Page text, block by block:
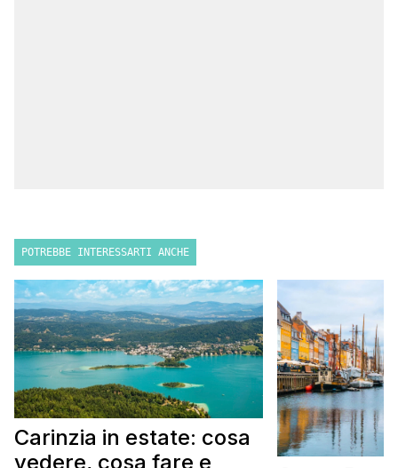
POTREBBE INTERESSARTI ANCHE
Carinzia in estate: cosa
vedere, cosa fare e